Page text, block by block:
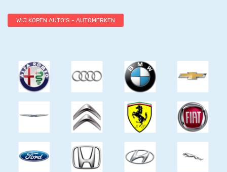
WIJ KOPEN AUTO'S - AUTOMERKEN